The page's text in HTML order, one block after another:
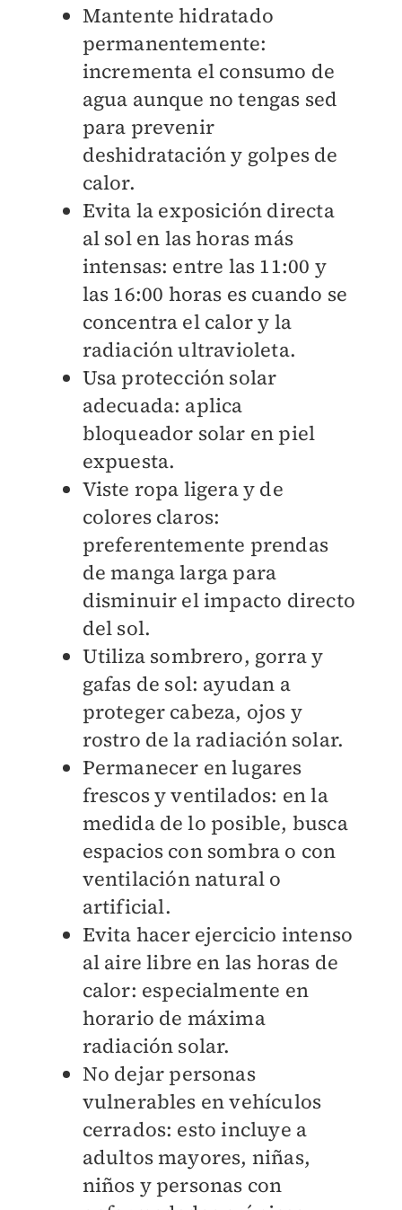
Mantente hidratado
permanentemente:
incrementa el consumo de
agua aunque no tengas sed
para prevenir
deshidratación y golpes de
calor.
Evita la exposición directa
al sol en las horas más
intensas: entre las 11:00 y
las 16:00 horas es cuando se
concentra el calor y la
radiación ultravioleta.
Usa protección solar
adecuada: aplica
bloqueador solar en piel
expuesta.
Viste ropa ligera y de
colores claros:
preferentemente prendas
de manga larga para
disminuir el impacto directo
del sol.
Utiliza sombrero, gorra y
gafas de sol: ayudan a
proteger cabeza, ojos y
rostro de la radiación solar.
Permanecer en lugares
frescos y ventilados: en la
medida de lo posible, busca
espacios con sombra o con
ventilación natural o
artificial.
Evita hacer ejercicio intenso
al aire libre en las horas de
calor: especialmente en
horario de máxima
radiación solar.
No dejar personas
vulnerables en vehículos
cerrados: esto incluye a
adultos mayores, niñas,
niños y personas con